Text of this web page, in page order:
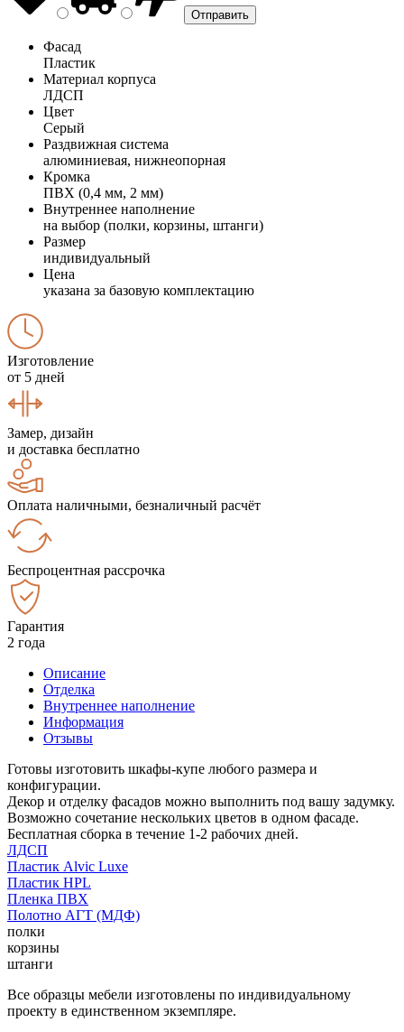
Фасад
Пластик
Материал корпуса
ЛДСП
Цвет
Серый
Раздвижная система
алюминиевая, нижнеопорная
Кромка
ПВХ (0,4 мм, 2 мм)
Внутреннее наполнение
на выбор (полки, корзины, штанги)
Размер
индивидуальный
Цена
указана за базовую комплектацию
Изготовление
от 5 дней
Замер, дизайн
и доставка бесплатно
Оплата наличными, безналичный расчёт
Беспроцентная рассрочка
Гарантия
2 года
Описание
Отделка
Внутреннее наполнение
Информация
Отзывы
Готовы изготовить шкафы-купе любого размера и
конфигурации.
Декор и отделку фасадов можно выполнить под вашу задумку.
Возможно сочетание нескольких цветов в одном фасаде.
Бесплатная сборка в течение 1-2 рабочих дней.
ЛДСП
Пластик Alvic Luxe
Пластик HPL
Пленка ПВХ
Полотно АГТ (МДФ)
полки
корзины
штанги
Все образцы мебели изготовлены по индивидуальному
проекту в единственном экземпляре.